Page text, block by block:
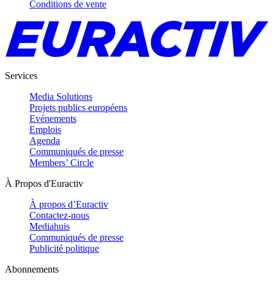
Conditions de vente
Services
Media Solutions
Projets publics européens
Evénements
Emplois
Agenda
Communiqués de presse
Members’ Circle
À Propos d'Euractiv
À propos d’Euractiv
Contactez-nous
Mediahuis
Communiqués de presse
Publicité politique
Abonnements